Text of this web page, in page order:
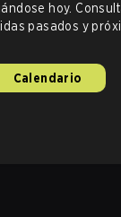
hoy.
pasados y
Calendario